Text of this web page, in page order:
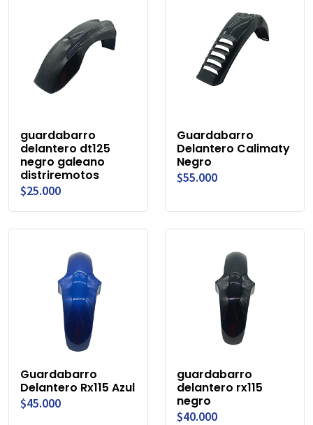
guardabarro
delantero dt125
negro galeano
distriremotos
$25.000
Guardabarro
Delantero Calimaty
Negro
$55.000
Guardabarro
Delantero Rx115 Azul
$45.000
guardabarro
delantero rx115
negro
$40.000